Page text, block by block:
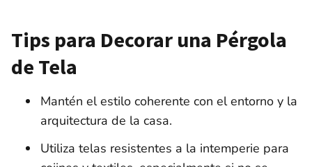
Tips para Decorar una Pérgola
de Tela
Mantén el estilo coherente con el entorno y la
arquitectura de la casa.
Utiliza telas resistentes a la intemperie para